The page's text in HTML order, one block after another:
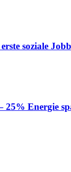
soziale
Energie